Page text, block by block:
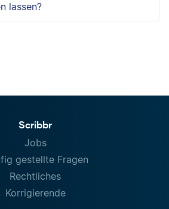
lassen?
Scribbr
Jobs
gestellte Fragen
Rechtliches
Korrigierende